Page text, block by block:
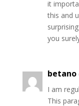
it
this and
you
betano
I am
This